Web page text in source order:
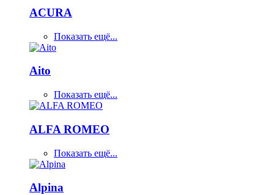
ACURA
Показать ещё...
Aito
Показать ещё...
ALFA ROMEO
Показать ещё...
Alpina